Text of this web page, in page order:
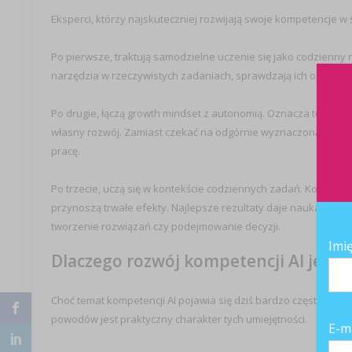
Eksperci, którzy najskuteczniej rozwijają swoje kompetencje
Po pierwsze, traktują samodzielne uczenie się jako
narzędzia w rzeczywistych zadaniach, sprawdzają ich
Po drugie, łączą growth mindset z autonomią. Oznacza to
własny rozwój. Zamiast czekać na odgórnie wyznaczoną
pracę.
Po trzecie, uczą się w kontekście codziennych zadań.
przynoszą trwałe efekty. Najlepsze rezultaty daje nauka
tworzenie rozwiązań czy podejmowanie decyzji.
Dlaczego rozwój kompetencji AI jest
Choć temat kompetencji AI pojawia się dziś bardzo często, ich
powodów jest praktyczny charakter tych umiejętności.
E-